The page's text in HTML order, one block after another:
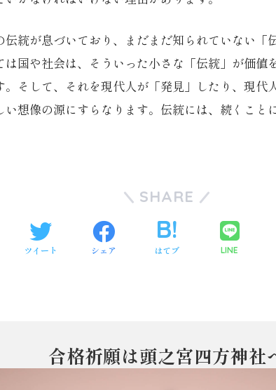
統が息づいており、まだまだ知られていない「
は国や社会は、そういった小さな「伝統」が価値
。そして、それを現代人が「発見」したり、現代
い想像の源にすらなります。伝統には、続くこと
SHARE
ツイート シェア はてブ LINE
合格祈願は頭之宮四方神社